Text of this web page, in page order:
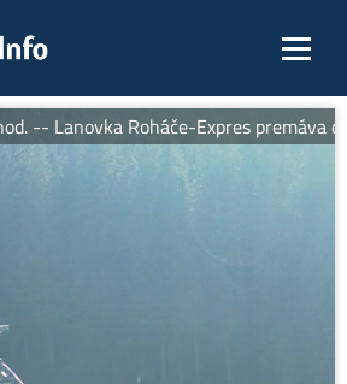
Lanovka Roháče-Expres premáva